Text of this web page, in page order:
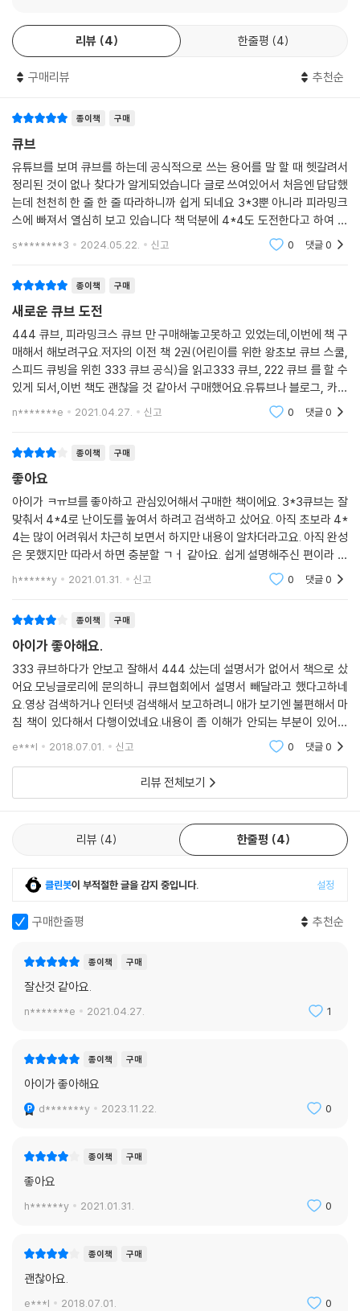
리뷰 4 한줄평 4
구매리뷰 추천순
종이책 구매
큐브
유튜브를 보며 큐브를 하는데 공식적으로 쓰는 용어를 말 할 때 헷갈려서
정리된 것이 없나 찾다가 알게되었습니다 글로 쓰여있어서 처음엔 답답했
는데 천천히 한 줄 한 줄 따라하니까 쉽게 되네요 3*3뿐 아니라 피라밍크
스에 빠져서 열심히 보고 있습니다 책 덕분에 4*4도 도전한다고 하여 어
린이날 선물을 했습니다 아이들 큐브에 도움이 됩니다
s********3 2024.05.22. 신고 0 댓글0
종이책 구매
새로운 큐브 도전
444 큐브, 피라밍크스 큐브 만 구매해놓고못하고 있었는데,이번에 책 구
매해서 해보려구요.저자의 이전 책 2권(어린이를 위한 왕초보 큐브 스쿨,
스피드 큐빙을 위힌 333 큐브 공식)을 읽고333 큐브, 222 큐브 를 할 수
있게 되서,이번 책도 괜찮을 것 같아서 구매했어요.유튜브나 블로그, 카페
에서도큐브 공식을 배울 순 있지만,책으로 일목요연하게 정리된 걸 보는게
n*******e 2021.04.27. 신고 0 댓글0
종이책 구매
좋아요
아이가 ㅋㅠ브를 좋아하고 관심있어해서 구매한 책이에요. 3*3큐브는 잘
맞춰서 4*4로 난이도를 높여서 하려고 검색하고 샀어요. 아직 초보라 4*
4는 많이 어려워서 차근히 보면서 하지만 내용이 알차더라고요. 아직 완성
은 못했지만 따라서 하면 충분할 ㄱㅓ 같아요. 쉽게 설명해주신 편이라 큐
브 관심있으면 도움이 많이 될듯한 책입니다. 강력 추천합니다.
h******y 2021.01.31. 신고 0 댓글0
종이책 구매
아이가 좋아해요.
333 큐브하다가 안보고 잘해서 444 샀는데 설명서가 없어서 책으로 샀
어요.모닝글로리에 문의하니 큐브협회에서 설명서 빼달라고 했다고하네
요.영상 검색하거나 인터넷 검색해서 보고하려니 애가 보기엔 불편해서 마
침 책이 있다해서 다행이었네요.내용이 좀 이해가 안되는 부분이 있어서
헷갈리기도 했는데 한번 방법 터득하고나니까 그다음엔 책보고 술술 잘해
e***l 2018.07.01. 신고 0 댓글0
리뷰 전체보기
리뷰 4 한줄평 4
클린봇이 부적절한 글을 감지 중입니다. 설정
구매한줄평 추천순
종이책 구매
잘산것 같아요.
n*******e 2021.04.27. 1
종이책 구매
아이가 좋아해요
d*******y 2023.11.22. 0
종이책 구매
좋아요
h******y 2021.01.31. 0
종이책 구매
괜찮아요.
e***l 2018.07.01. 0